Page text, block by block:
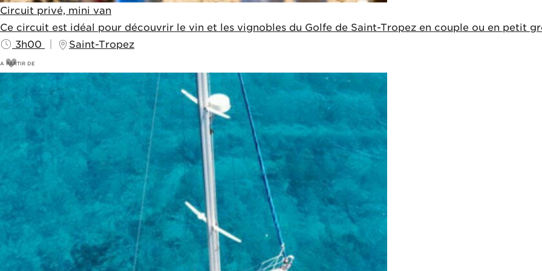
Circuit privé, mini van
Ce circuit est idéal pour découvrir le vin et les vignobles du Golfe de Saint-Tropez en couple ou en petit
3h00
Saint-Tropez
A PARTIR DE
400